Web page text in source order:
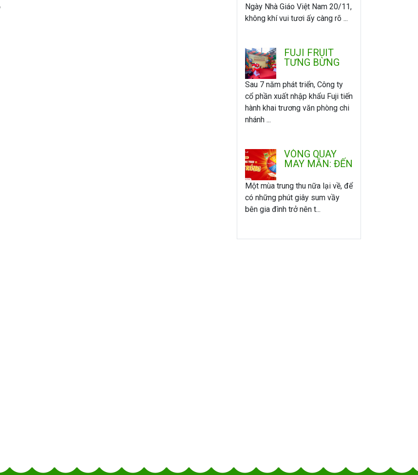
Ngày Nhà Giáo Việt Nam 20/11,
không khí vui tươi ấy càng rõ ...
FUJI FRUIT
TƯNG BỪNG
VĂN PHÒNG -
CHI NHÁNH
MIỀN NAM
Sau 7 năm phát triển, Công ty
cổ phần xuất nhập khẩu Fuji tiến
hành khai trương văn phòng chi
nhánh ...
VÒNG QUAY
MAY MẮN: ĐẾN
TRUNG THU -
QUAY LÀ
TRÚNG
Một mùa trung thu nữa lại về, để
có những phút giây sum vầy
bên gia đình trở nên t...